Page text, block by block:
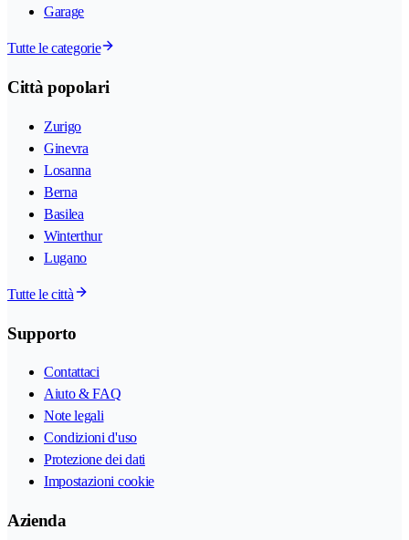
Garage
Tutte le categorie
Città popolari
Zurigo
Ginevra
Losanna
Berna
Basilea
Winterthur
Lugano
Tutte le città
Supporto
Contattaci
Aiuto & FAQ
Note legali
Condizioni d'uso
Protezione dei dati
Impostazioni cookie
Azienda